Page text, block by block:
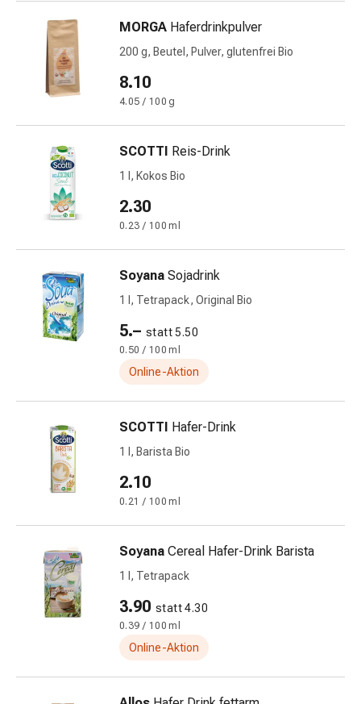
Prostata
Nieren-
Blasenbeschwerden
Schmerzen
&
Fieber
Migräne
Muskel-
Schmerzmittel
Schmerztherapie
Wärmen
Stimmungsschwankungen
Schlafstörungen
Rhonchopathie
(Schnarchen)
Nasenmittel
Atmungstraktbeschwerden
Infektionen
Stoffwechsel
Osteoporose
Immunsuppressiva
MORGA Haferdrinkpulver
200 g, Beutel, Pulver, glutenfrei Bio
8.10
4.05 / 100 g
SCOTTI Reis-Drink
1 l, Kokos Bio
2.30
0.23 / 100 ml
Soyana Sojadrink
1 l, Tetrapack, Original Bio
5.– statt 5.50
0.50 / 100 ml
Online-Aktion
SCOTTI Hafer-Drink
1 l, Barista Bio
2.10
0.21 / 100 ml
Soyana Cereal Hafer-Drink Barista
1 l, Tetrapack
3.90 statt 4.30
0.39 / 100 ml
Online-Aktion